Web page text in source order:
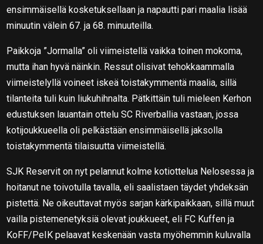
ensimmäisellä kosketuksellaan ja napautti pari maalia lisää
minuutin välein 67. ja 68. minuuteilla.
Paikkoja ”Jormalla” oli viimeistellä vaikka toinen mokoma,
mutta ihan hyvä näinkin. Ressut olisivat tehokkaammalla
viimeistelyllä voineet iskeä toistakymmentä maalia, sillä
tilanteita tuli kuin liukuhihnalta. Pätkittäin tuli mieleen Kerhon
edustuksen lauantain ottelu SC Riverballia vastaan, jossa
kotijoukkueella oli pelkästään ensimmäisellä jaksolla
toistakymmentä tilaisuutta viimeistellä.
SJK Reservit on nyt pelannut kolme kotiottelua Nelosessa ja
hoitanut ne toivotulla tavalla, eli saalistaen täydet yhdeksän
pistettä. Ne oikeuttavat myös sarjan kärkipaikkaan, sillä muut
vailla pistemenetyksiä olevat joukkueet, eli FC Kuffen ja
KoFF/PeIK pelaavat keskenään vasta myöhemmin kuluvalla